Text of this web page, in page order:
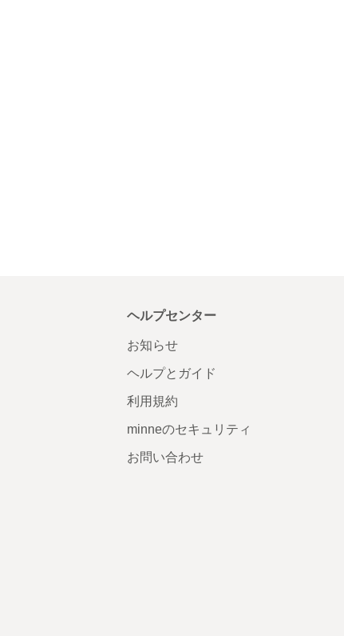
ヘルプセンター
お知らせ
ヘルプとガイド
利用規約
minneのセキュリティ
お問い合わせ